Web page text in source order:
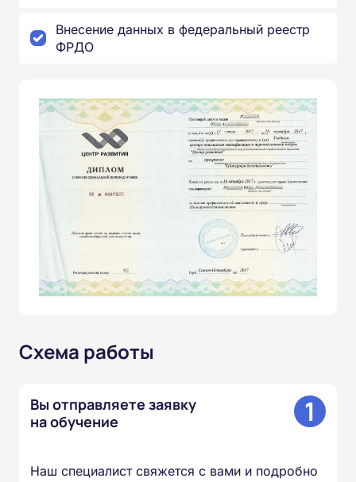
Внесение данных в федеральный реестр
ФРДО
Схема работы
Вы отправляете заявку
на обучение
1
Наш специалист свяжется с вами и подробно